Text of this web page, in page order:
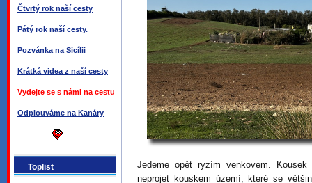
Čtvrtý rok naší cesty
Pátý rok naší cesty.
Pozvánka na Sicílii
Krátká videa z naší cesty
Vydejte se s námi na cestu
Odplouváme na Kanáry
Toplist
Jedeme opět ryzím venkovem.
neprojet kouskem území, které se